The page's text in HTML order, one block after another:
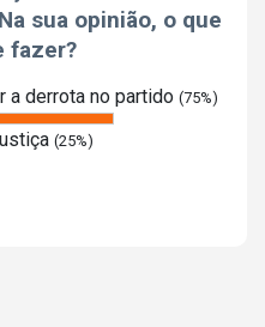
sua opinião, o que
fazer?
a derrota no partido (75%)
(25%)